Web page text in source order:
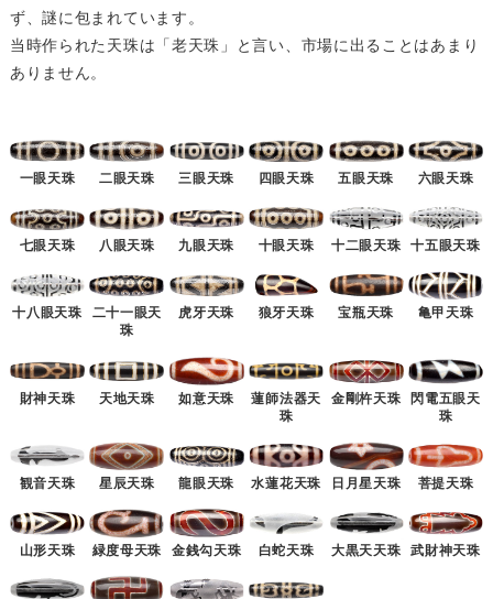
ず、謎に包まれています。
当時作られた天珠は「老天珠」と言い、市場に出ることはあまり
ありません。
一眼天珠 二眼天珠 三眼天珠 四眼天珠 五眼天珠 六眼天珠
七眼天珠 八眼天珠 九眼天珠 十眼天珠 十二眼天珠 十五眼天珠
十八眼天珠
二十一眼天
珠
虎牙天珠 狼牙天珠 宝瓶天珠 亀甲天珠
財神天珠 天地天珠 如意天珠
蓮師法器天
珠
金剛杵天珠
閃電五眼天
珠
観音天珠 星辰天珠 龍眼天珠 水蓮花天珠 日月星天珠 菩提天珠
山形天珠 緑度母天珠 金銭勾天珠 白蛇天珠 大黒天天珠 武財神天珠